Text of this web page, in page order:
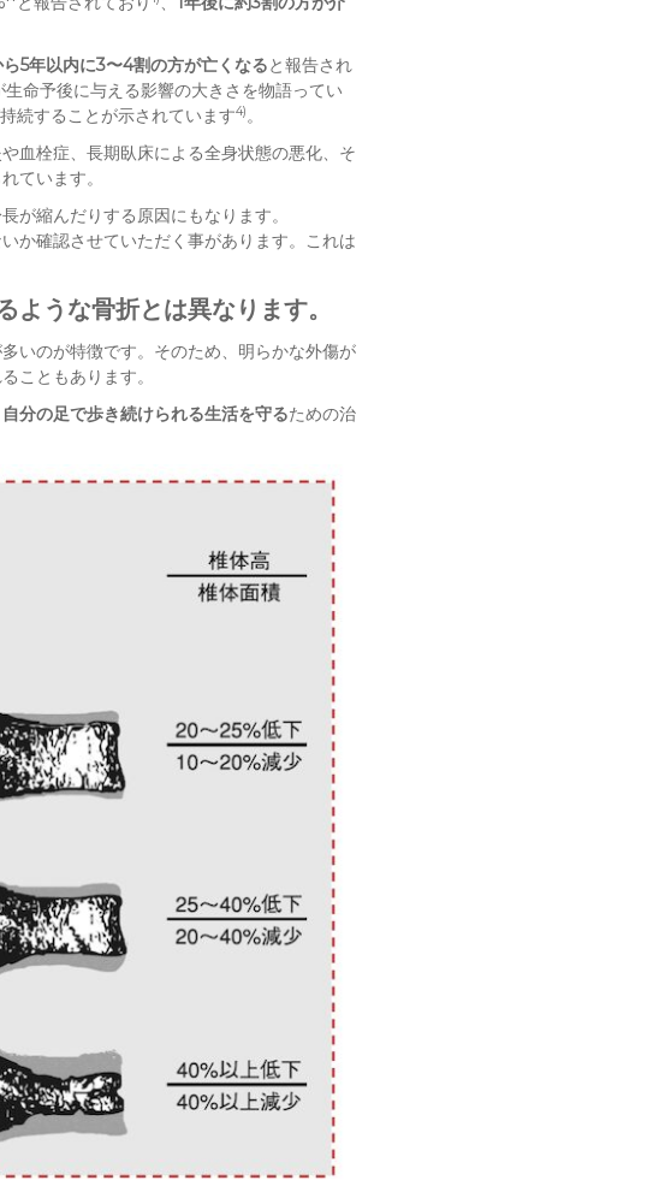
5年以内に3〜4割の方が亡くなると報告され
命予後に与える影響の大きさを物語ってい
続することが示されています4)。
血栓症、長期臥床による全身状態の悪化、そ
ています。
が縮んだりする原因にもなります。
か確認させていただく事があります。これは
うな骨折とは異なります。
いのが特徴です。そのため、明らかな外傷が
こともあります。
分の足で歩き続けられる生活を守るための治